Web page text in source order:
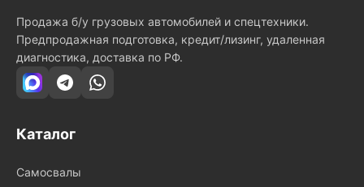
Продажа б/у грузовых автомобилей и спецтехники.
Предпродажная подготовка, кредит/лизинг, удаленная
диагностика, доставка по РФ.
Каталог
Самосвалы